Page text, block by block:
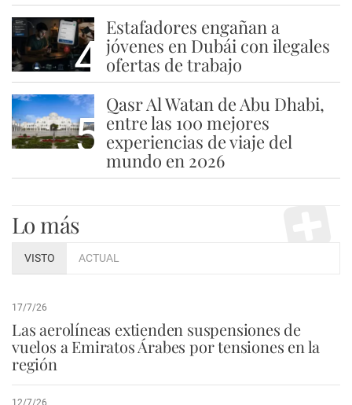
4
Estafadores engañan a
jóvenes en Dubái con ilegales
ofertas de trabajo
5
Qasr Al Watan de Abu Dhabi,
entre las 100 mejores
experiencias de viaje del
mundo en 2026
Lo más
VISTO ACTUAL
17/7/26
Las aerolíneas extienden suspensiones de
vuelos a Emiratos Árabes por tensiones en la
región
12/7/26